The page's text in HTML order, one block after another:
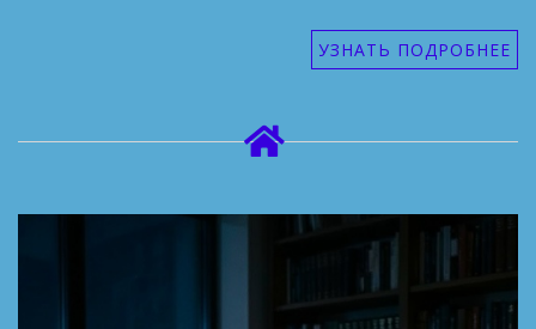
УЗНАТЬ ПОДРОБНЕЕ